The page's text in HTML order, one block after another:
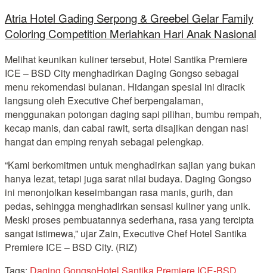
Atria Hotel Gading Serpong & Greebel Gelar Family
Coloring Competition Meriahkan Hari Anak Nasional
Melihat keunikan kuliner tersebut, Hotel Santika Premiere
ICE – BSD City menghadirkan Daging Gongso sebagai
menu rekomendasi bulanan. Hidangan spesial ini diracik
langsung oleh Executive Chef berpengalaman,
menggunakan potongan daging sapi pilihan, bumbu rempah,
kecap manis, dan cabai rawit, serta disajikan dengan nasi
hangat dan emping renyah sebagai pelengkap.
“Kami berkomitmen untuk menghadirkan sajian yang bukan
hanya lezat, tetapi juga sarat nilai budaya. Daging Gongso
ini menonjolkan keseimbangan rasa manis, gurih, dan
pedas, sehingga menghadirkan sensasi kuliner yang unik.
Meski proses pembuatannya sederhana, rasa yang tercipta
sangat istimewa,” ujar Zain, Executive Chef Hotel Santika
Premiere ICE – BSD City. (RIZ)
Tags: Daging GongsoHotel Santika Premiere ICE-BSD